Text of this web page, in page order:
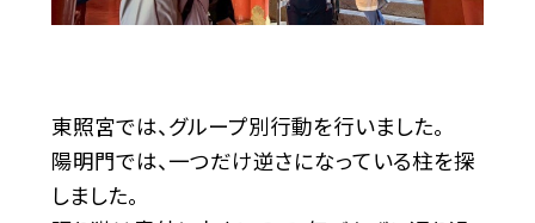
東照宮では、グループ別行動を行いました。
陽明門では、一つだけ逆さになっている柱を探
しました。